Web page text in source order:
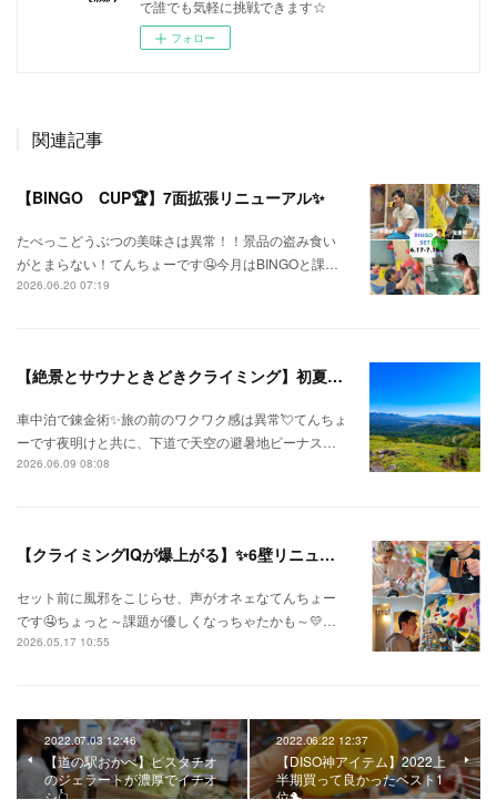
で誰でも気軽に挑戦できます☆
フォロー
関連記事
【BINGO CUP🏆】7面拡張リニューアル✨
たべっこどうぶつの美味さは異常！！景品の盗み食い
がとまらない！てんちょーです🤤今月はBINGOと課…
2026.06.20 07:19
【絶景とサウナときどきクライミング】初夏の信州ひとり旅⛅
車中泊で錬金術✨旅の前のワクワク感は異常💘てんちょ
ーです夜明けと共に、下道で天空の避暑地ビーナス…
2026.06.09 08:08
【クライミングIQが爆上がる】✨6壁リニューアル✨
セット前に風邪をこじらせ、声がオネェなてんちょー
です🤤ちょっと～課題が優しくなっちゃたかも～💛…
2026.05.17 10:55
2022.07.03 12:46
【道の駅おかべ】ピスタチオ
のジェラートが濃厚でイチオ
シ👆
2022.06.22 12:37
【DISO神アイテム】2022上
半期買って良かったベスト1
位🐤